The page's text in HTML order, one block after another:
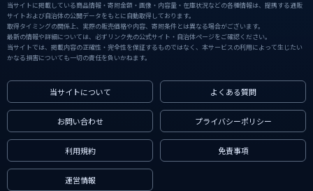
当サイトに掲載している商品情報・寄附金額・画像・内容量・在庫状況などの各種情報は、提携する通販
サイトおよび自治体の公開データをもとに自動取得しております。
取得タイミングの関係上、実際の販売価格や内容、寄附条件とは異なる場合がございます。
最新の情報や詳細については、必ずリンク先の公式サイト・自治体ページをご確認ください。
当サイトでは、掲載内容の正確性・完全性を保証するものではなく、本サービスの利用によって生じたい
かなる損害についても一切の責任を負いかねます。
当サイトについて よくある質問
お問い合わせ プライバシーポリシー
利用規約 免責事項
運営情報